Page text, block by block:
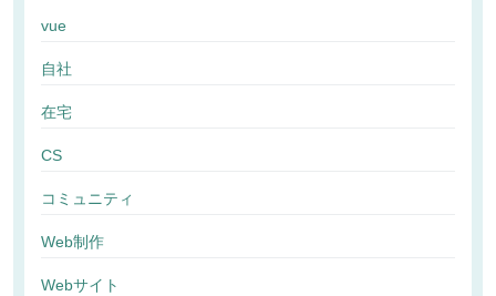
vue
自社
在宅
CS
コミュニティ
Web制作
Webサイト